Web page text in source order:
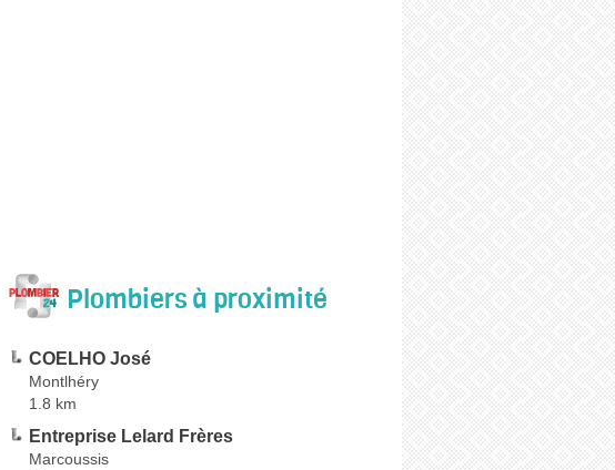
Plombiers à proximité
COELHO José
Montlhéry
1.8 km
Entreprise Lelard Frères
Marcoussis